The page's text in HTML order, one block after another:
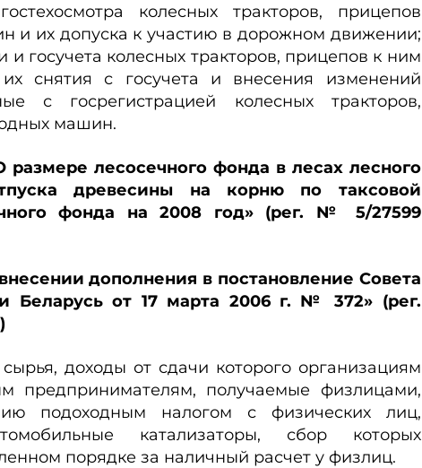
колесных тракторов, прицепов
и их допуска к участию в дорожном движении;
и госучета колесных тракторов, прицепов к ним
снятия с госучета и внесения изменений
с госрегистрацией колесных тракторов,
машин.
лесосечного фонда в лесах лесного
древесины на корню по таксовой
фонда на 2008 год» (рег. № 5/27599
дополнения в постановление Совета
Беларусь от 17 марта 2006 г. № 372» (рег.
доходы от сдачи которого организациям
предпринимателям, получаемые физлицами,
подоходным налогом с физических лиц,
катализаторы, сбор которых
порядке за наличный расчет у физлиц.